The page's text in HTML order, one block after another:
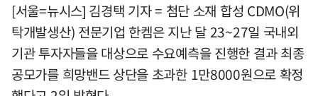
[서울=뉴시스] 김경택 기자 = 첨단 소재 합성 CDMO(위
탁개발생산) 전문기업 한켐은 지난 달 23~27일 국내외
기관 투자자들을 대상으로 수요예측을 진행한 결과 최종
공모가를 희망밴드 상단을 초과한 1만8000원으로 확정